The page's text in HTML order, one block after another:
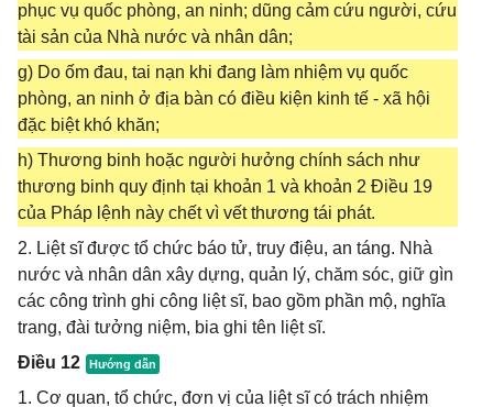
phục vụ quốc phòng, an ninh; dũng cảm cứu người, cứu
tài sản của Nhà nước và nhân dân;
g) Do ốm đau, tai nạn khi đang làm nhiệm vụ quốc
phòng, an ninh ở địa bàn có điều kiện kinh tế - xã hội
đặc biệt khó khăn;
h) Thương binh hoặc người hưởng chính sách như
thương binh quy định tại khoản 1 và khoản 2 Điều 19
của Pháp lệnh này chết vì vết thương tái phát.
2. Liệt sĩ được tổ chức báo tử, truy điệu, an táng. Nhà
nước và nhân dân xây dựng, quản lý, chăm sóc, giữ gìn
các công trình ghi công liệt sĩ, bao gồm phần mộ, nghĩa
trang, đài tưởng niệm, bia ghi tên liệt sĩ.
Điều 12
1. Cơ quan, tổ chức, đơn vị của liệt sĩ có trách nhiệm